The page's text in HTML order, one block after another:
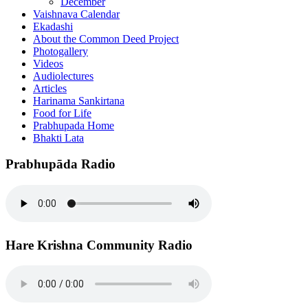
Vaishnava Calendar
Ekadashi
About the Common Deed Project
Photogallery
Videos
Audiolectures
Articles
Harinama Sankirtana
Food for Life
Prabhupada Home
Bhakti Lata
Prabhupāda Radio
Hare Krishna Community Radio